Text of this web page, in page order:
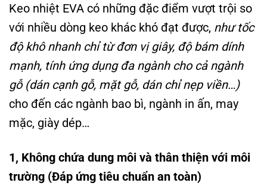
Keo nhiệt EVA có những đặc điểm vượt trội so
với nhiều dòng keo khác khó đạt được, như tốc
độ khô nhanh chỉ từ đơn vị giây, độ bám dính
mạnh, tính ứng dụng đa ngành cho cả ngành
gỗ (dán cạnh gỗ, mặt gỗ, dán chỉ nẹp viền…)
cho đến các ngành bao bì, ngành in ấn, may
mặc, giày dép…
1, Không chứa dung môi và thân thiện với môi
trường (Đáp ứng tiêu chuẩn an toàn)